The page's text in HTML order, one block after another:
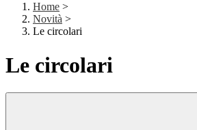
Home >
Novità >
Le circolari
Le circolari